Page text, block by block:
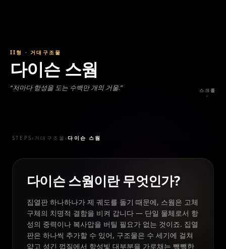
II형 · 거대구조물
다이슨 스웜
“저마다 항성을 도는 수백만 개의 거울.”
스크롤
↓
STEPS › 거대구조물 ›다이슨 스웜
다이슨 스웜이란 무엇인가?
집열판 하나하나가 제 궤도를 돌기 때문에, 스웜은 고체
구체의 치명적 결함을 비켜 갑니다 — 단일 물체로서 항
성의 중력이나 복사압을 버틸 필요가 없는 것이죠. 집열
판은 하나씩 추가할 수 있어, 구조물은 수 세기에 걸쳐
얇고 성긴 껍질에서 항성빛 대부분을 가로채는 빽빽한